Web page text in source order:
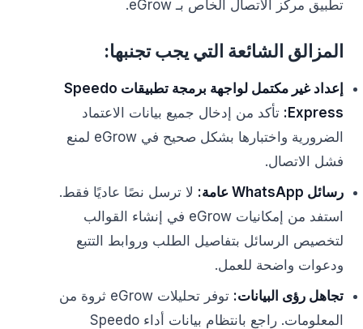
تطبيق مركز الاتصال الخاص بـ eGrow.
المزالق الشائعة التي يجب تجنبها:
إعداد غير مكتمل لواجهة برمجة تطبيقات Speedo
Express:
تأكد من إدخال جميع بيانات الاعتماد
الضرورية واختبارها بشكل صحيح في eGrow لمنع
فشل الاتصال.
رسائل WhatsApp عامة:
لا ترسل نصًا عاديًا فقط.
استفد من إمكانيات eGrow في إنشاء القوالب
لتخصيص الرسائل بتفاصيل الطلب وروابط التتبع
ودعوات واضحة للعمل.
تجاهل رؤى البيانات:
توفر تحليلات eGrow ثروة من
المعلومات. راجع بانتظام بيانات أداء Speedo